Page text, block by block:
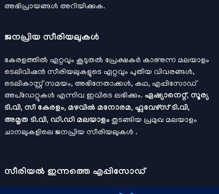
അഭിപ്രായങ്ങള്‍ അറിയിക്കുക.
ജനപ്രിയ സീരിയലുകള്‍
കേരളത്തിൽ ഏറ്റവും കൂടുതൽ പ്രേക്ഷകർ കാണുന്ന മലയാളം
ടെലിവിഷൻ സീരിയലുകളുടെ ഏറ്റവും പുതിയ വിവരങ്ങൾ,
ടെലികാസ്റ്റ് സമയം, അഭിനേതാക്കൾ, കഥ, എപ്പിസോഡ്
അപ്ഡേറ്റുകൾ എന്നിവ ഇവിടെ ലഭിക്കും. ഏഷ്യാനെറ്റ്, സൂര്യ
ടി.വി, സീ കേരളം, മഴവിൽ മനോരമ, ഫ്ലവേഴ്സ് ടി.വി,
അമൃത ടി.വി, ഡി.ഡി മലയാളം തുടങ്ങിയ പ്രമുഖ മലയാളം
ചാനലുകളിലെ ജനപ്രിയ സീരിയലുകൾ .
സീരിയല്‍ ഇന്നത്തെ എപ്പിസോഡ്